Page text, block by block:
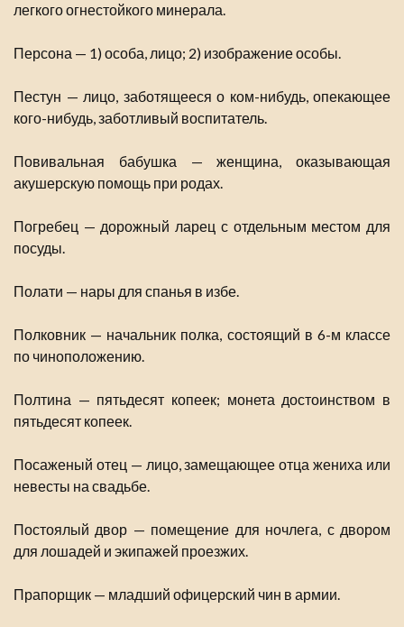
легкого огнестойкого минерала.
Персона — 1) особа, лицо; 2) изображение особы.
Пестун — лицо, заботящееся о ком-нибудь, опекающее
кого-нибудь, заботливый воспитатель.
Повивальная бабушка — женщина, оказывающая
акушерскую помощь при родах.
Погребец — дорожный ларец с отдельным местом для
посуды.
Полати — нары для спанья в избе.
Полковник — начальник полка, состоящий в 6-м классе
по чиноположению.
Полтина — пятьдесят копеек; монета достоинством в
пятьдесят копеек.
Посаженый отец — лицо, замещающее отца жениха или
невесты на свадьбе.
Постоялый двор — помещение для ночлега, с двором
для лошадей и экипажей проезжих.
Прапорщик — младший офицерский чин в армии.